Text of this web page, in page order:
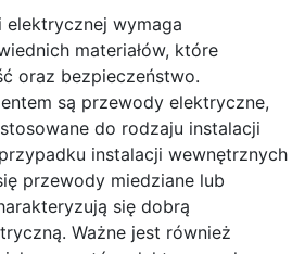
elektrycznej wymaga
materiałów, które
oraz bezpieczeństwo.
są przewody elektryczne,
do rodzaju instalacji
instalacji wewnętrznych
przewody miedziane lub
się dobrą
Ważne jest również